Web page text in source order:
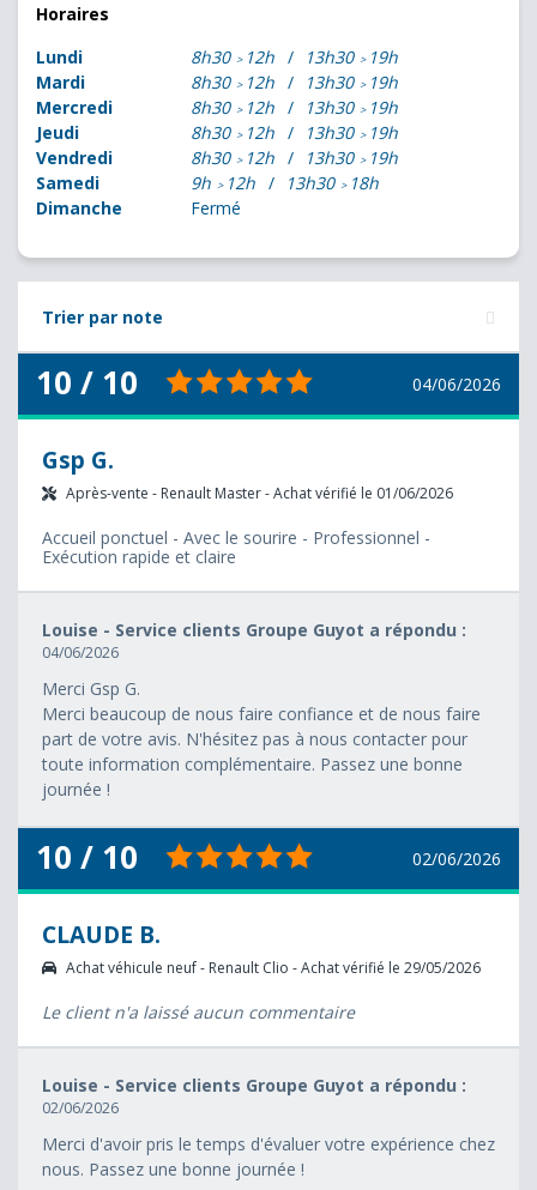
Horaires
Lundi
8h30 12h 13h30
19h
Mardi
8h30 12h 13h30
19h
Mercredi
8h30 12h 13h30
19h
Jeudi
8h30 12h 13h30
19h
Vendredi
8h30 12h 13h30
19h
Samedi
9h 12h 13h30
18h
Dimanche
Fermé
Trier par note
10 / 10 04/06/2026
Gsp G.
Après-vente - Renault Master - Achat vérifié le 01/06/2026
Accueil ponctuel - Avec le sourire - Professionnel -
Exécution rapide et claire
Louise - Service clients Groupe Guyot a répondu :
04/06/2026
Merci Gsp G.
Merci beaucoup de nous faire confiance et de nous faire
part de votre avis. N'hésitez pas à nous contacter pour
toute information complémentaire. Passez une bonne
journée !
10 / 10 02/06/2026
CLAUDE B.
Achat véhicule neuf - Renault Clio - Achat vérifié le 29/05/2026
Le client n'a laissé aucun commentaire
Louise - Service clients Groupe Guyot a répondu :
02/06/2026
Merci d'avoir pris le temps d'évaluer votre expérience chez
nous. Passez une bonne journée !